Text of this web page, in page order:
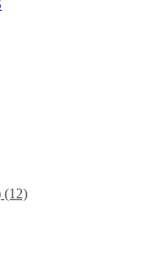
(12)